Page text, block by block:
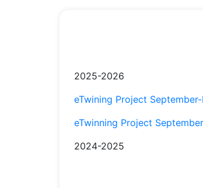
2025-2026
eTwining Project
eTwinning Project
2024-2025